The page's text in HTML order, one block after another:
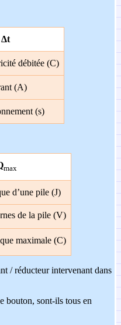
Δt
débitée (C)
(A)
(s)
max
d’une pile (J)
de la pile (V)
maximale (C)
/ réducteur intervenant dans
bouton, sont-ils tous en